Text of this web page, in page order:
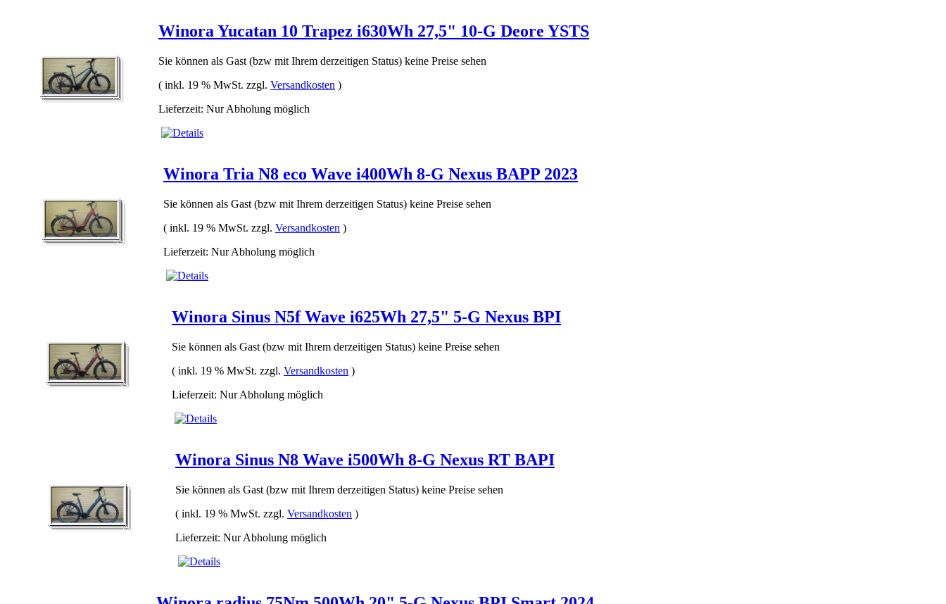
Winora Yucatan 10 Trapez i630Wh 27,5" 10-G Deore YSTS
Sie können als Gast (bzw mit Ihrem derzeitigen Status) keine Preise sehen
( inkl. 19 % MwSt. zzgl. Versandkosten )
Lieferzeit: Nur Abholung möglich
Winora Tria N8 eco Wave i400Wh 8-G Nexus BAPP 2023
Sie können als Gast (bzw mit Ihrem derzeitigen Status) keine Preise sehen
( inkl. 19 % MwSt. zzgl. Versandkosten )
Lieferzeit: Nur Abholung möglich
Winora Sinus N5f Wave i625Wh 27,5" 5-G Nexus BPI
Sie können als Gast (bzw mit Ihrem derzeitigen Status) keine Preise sehen
( inkl. 19 % MwSt. zzgl. Versandkosten )
Lieferzeit: Nur Abholung möglich
Winora Sinus N8 Wave i500Wh 8-G Nexus RT BAPI
Sie können als Gast (bzw mit Ihrem derzeitigen Status) keine Preise sehen
( inkl. 19 % MwSt. zzgl. Versandkosten )
Lieferzeit: Nur Abholung möglich